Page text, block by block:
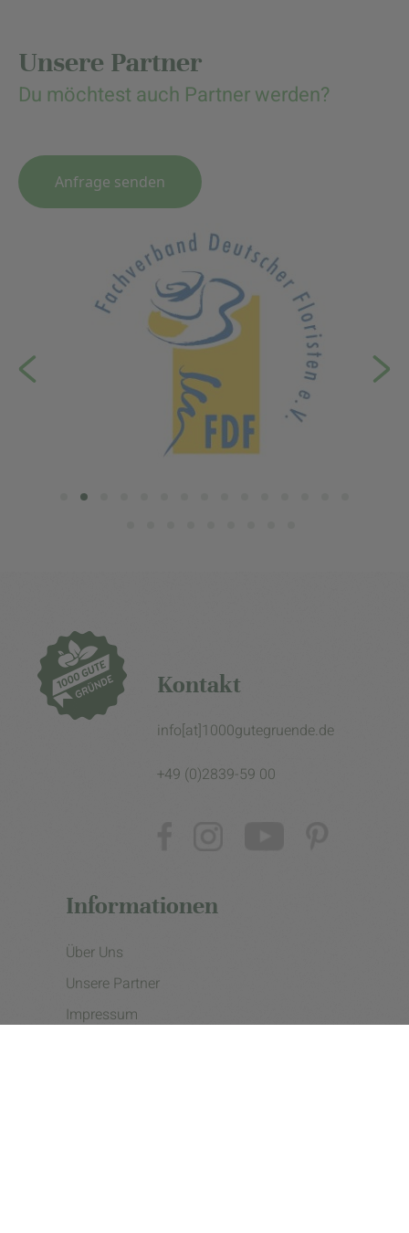
Unsere Partner
Du möchtest auch Partner werden?
Anfrage senden
Kontakt
info[at]1000gutegruende.de
+49 (0)2839-59 00
Informationen
Über Uns
Unsere Partner
Impressum